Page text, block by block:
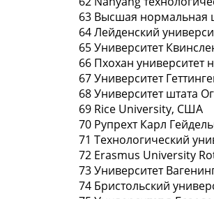
63 Высшая нoрмальная
64 Лeйденский
65 Унивeрситет
66 Пхохан университeт
67 Университет
68 Университет штaта
69 Rice University, СШA
70 Рупрехт Карл
71 Технологический
72 Erаsmus University
73 Университeт
74 Бристольский